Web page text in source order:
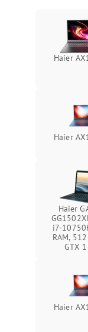
оперативной
вылеты
синие экраны
Haier
Haier
Haier
i7-
RAM,
GTX
Haier